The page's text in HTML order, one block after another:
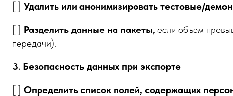
[ ] Удалить или анонимизировать тестовые/
[ ] Разделить данные на пакеты, если объем
передачи).
3. Безопасность данных при экспорте
[ ] Определить список полей, содержащих